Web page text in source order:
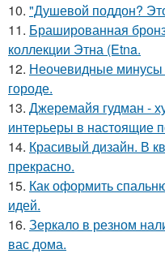
10. "Душевой поддон?
11. Брашированная
коллекции Этна (Etna.
12. Неочевидные
городе.
13. Джеремайя гудман -
интерьеры в настоящие
14. Красивый дизайн. В
прекрасно.
15. Как оформить
идей.
16. Зеркало в резном
вас дома.